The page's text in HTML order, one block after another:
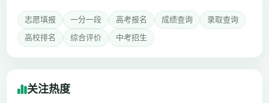
志愿填报 一分一段 高考报名 成绩查询
录取查询
高校排名
综合评价 中考招生
关注热度